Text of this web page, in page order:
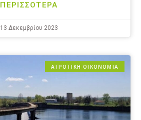
ΠΕΡΙΣΣΟΤΕΡΑ
13 Δεκεμβρίου 2023
ΑΓΡΟΤΙΚΗ ΟΙΚΟΝΟΜΙΑ